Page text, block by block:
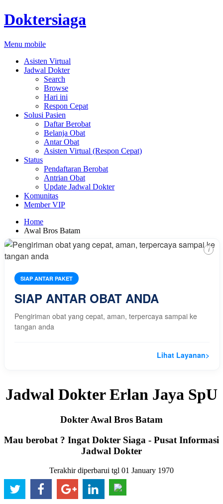
Doktersiaga
Menu mobile
Asisten Virtual
Jadwal Dokter
Search
Browse
Hari ini
Respon Cepat
Solusi Pasien
Daftar Berobat
Belanja Obat
Antar Obat
Asisten Virtual (Respon Cepat)
Status
Pendaftaran Berobat
Antrian Obat
Update Jadwal Dokter
Komunitas
Member VIP
Home
Awal Bros Batam
SIAP ANTAR PAKET
SIAP ANTAR OBAT ANDA
Pengiriman obat yang cepat, aman, terpercaya sampai ke
tangan anda
Lihat Layanan>
i
Jadwal Dokter Erlan Jaya SpU
Dokter Awal Bros Batam
Mau berobat ? Ingat Dokter Siaga - Pusat Informasi
Jadwal Dokter
Terakhir diperbarui tgl 01 January 1970